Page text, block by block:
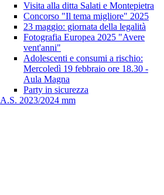
Visita alla ditta Salati e Montepietra
Concorso "Il tema migliore" 2025
23 maggio: giornata della legalità
Fotografia Europea 2025 "Avere
vent'anni"
Adolescenti e consumi a rischio:
Mercoledì 19 febbraio ore 18.30 -
Aula Magna
Party in sicurezza
A.S. 2023/2024 mm